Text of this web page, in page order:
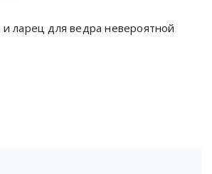
ларец для ведра невероятной